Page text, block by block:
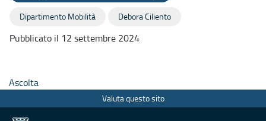
Dipartimento Mobilità Debora Ciliento
Pubblicato il 12 settembre 2024
Ascolta
Valuta questo sito